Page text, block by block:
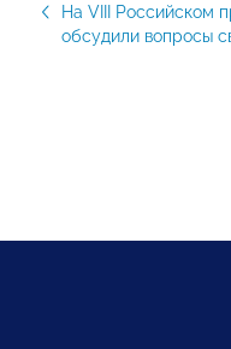
На VIII Российском
обсудили вопросы